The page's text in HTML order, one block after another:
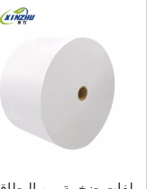
الحرارية الخاصة بنا
يساعدك على تقليل